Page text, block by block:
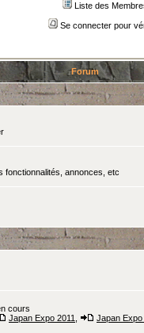
Liste des
Se connecter pour
Forum
fonctionnalités, annonces, etc
cours
Japan Expo 2011
Japan Expo